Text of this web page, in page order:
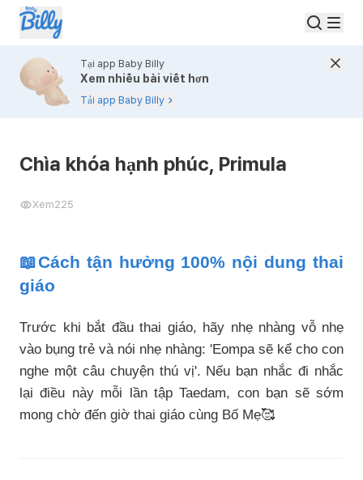
Tại app Baby Billy
Xem nhiều bài viết hơn
Tải app Baby Billy
Chìa khóa hạnh phúc, Primula
Xem225
📖Cách tận hưởng 100% nội dung thai
giáo
Trước khi bắt đầu thai giáo, hãy nhẹ nhàng vỗ nhẹ
vào bụng trẻ và nói nhẹ nhàng: 'Eompa sẽ kể cho con
nghe một câu chuyện thú vị'. Nếu bạn nhắc đi nhắc
lại điều này mỗi lần tập Taedam, con bạn sẽ sớm
mong chờ đến giờ thai giáo cùng Bố Mẹ🥰